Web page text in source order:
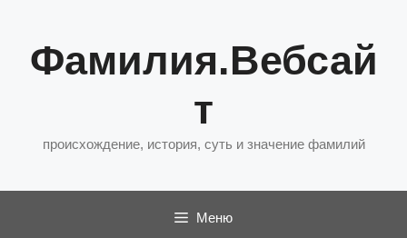
содержимому
Фамилия.Вебсай
т
происхождение, история, суть и значение фамилий
Меню